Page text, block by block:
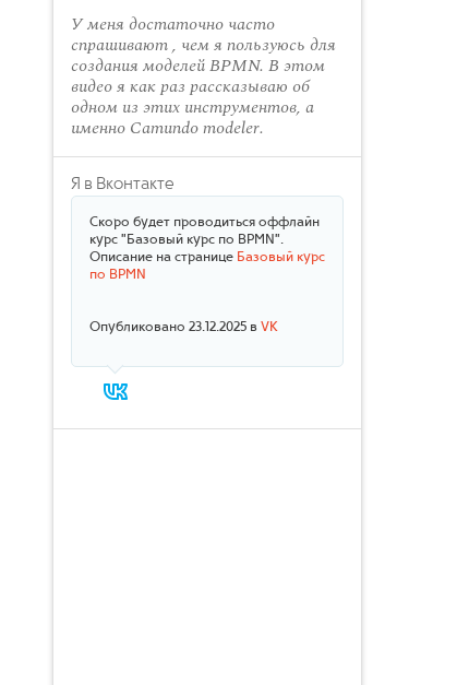
У меня достаточно часто
спрашивают , чем я пользуюсь для
создания моделей BPMN. В этом
видео я как раз рассказываю об
одном из этих инструментов, а
именно Camundo modeler.
Я в Вконтакте
Скоро будет проводиться оффлайн
курс "Базовый курс по BPMN".
Описание на странице Базовый курс
по BPMN
Опубликовано 23.12.2025 в VK